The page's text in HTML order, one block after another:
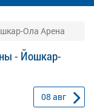
Ола Арена
- Йошкар-
08 авг